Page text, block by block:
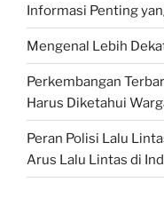
Informasi Penting
Mengenal Lebih
Perkembangan
Harus Diketahui
Peran Polisi Lalu
Arus Lalu Lintas di